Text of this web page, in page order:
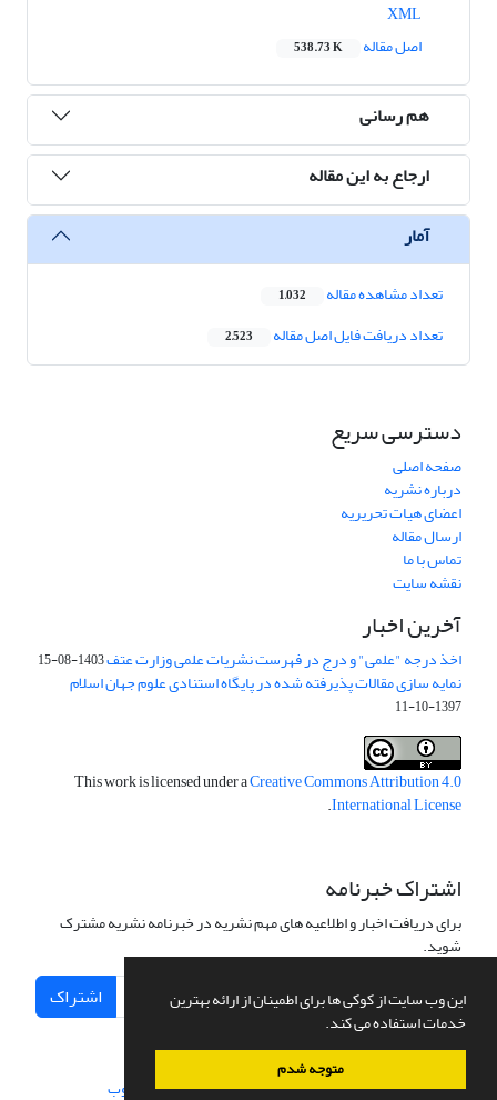
این وب سایت از کوکی ها برای اطمینان از ارائه بهترین
خدمات استفاده می کند.
متوجه شدم
اصل مقاله
538.73 K
هم رسانی
ارجاع به این مقاله
آمار
تعداد مشاهده مقاله 1,032
تعداد دریافت فایل اصل مقاله 2,523
دسترسی سریع
صفحه اصلی
درباره نشریه
اعضای هیات تحریریه
ارسال مقاله
تماس با ما
نقشه سایت
آخرین اخبار
اخذ درجه "علمی" و درج در فهرست نشریات علمی وزارت عتف1403-08-15
نمایه سازی مقالات پذیرفته شده در پایگاه استنادی علوم جهان اسلام
1397-10-11
This work is licensed under aCreative Commons Attribution 4.0
International License
.
اشتراک خبرنامه
برای دریافت اخبار و اطلاعیه های مهم نشریه در خبرنامه نشریه مشترک
شوید.
اشتراک
سامانه مدیریت نشریات علمی.طراحی و پیاده سازی از سیناوب